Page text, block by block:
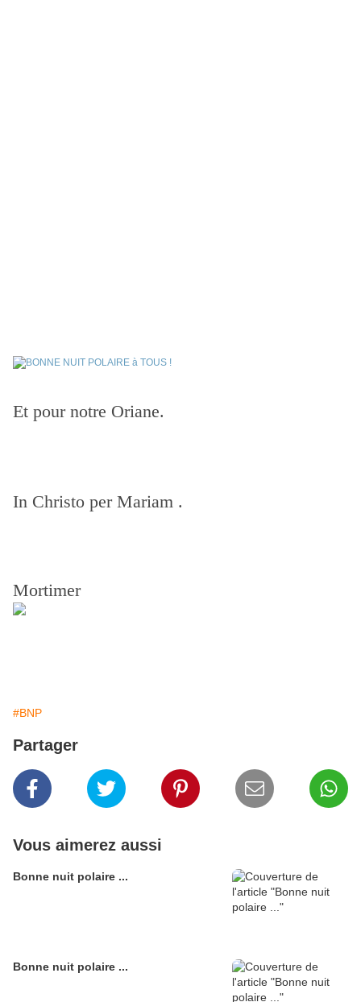
Et pour notre Oriane.
In Christo per Mariam .
Mortimer
#BNP
Partager
Vous aimerez aussi
Bonne nuit polaire ...
Bonne nuit polaire ...